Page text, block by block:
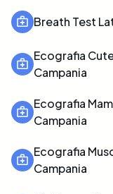
Breath Test
Ecografia
Campania
Ecografia
Campania
Ecografia
Campania